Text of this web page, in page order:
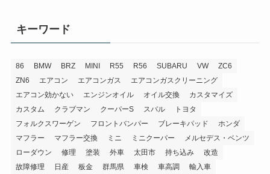
キーワード
86 BMW BRZ MINI R55 R56 SUBARU VW
ZC6
ZN6
エアコン エアコンガス
エアコンガスクリーニング
エアコン効かない
エンジンオイル オイル交換
カスタマイズ
カスタム
クラブマン クーパーS スバル
トヨタ
フォルクスワーゲン
フロントバンパー ブレーキパッド
ホンダ
マフラー
マフラー交換 ミニ ミニクーパー
メルセデス・ベンツ
ローダウン
修理 塗装 外車 太田市 持ち込み
改造
故障修理
日産 板金 群馬県 車検 車高調 輸入車